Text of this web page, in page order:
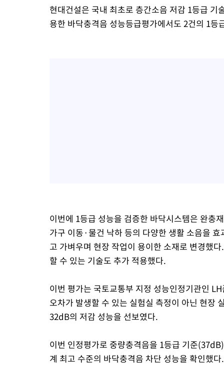
현대건설은 국내 최초로 층간소음 저감 1등급
용한 바닥충격음 성능등급평가에서도 2건의 1
이번에 1등급 성능을 검증한 바닥시스템은 완충
가구 이동·물건 낙하 등의 다양한 생활 소음을
고 가벼우며 현장 작업이 용이한 소재로 변경했
할 수 있는 기술도 추가 적용했다.
이번 평가는 국토교통부 지정 성능인정기관인
오차가 발생할 수 있는 실험실 측정이 아닌 현장
32dB의 저감 성능을 선보였다.
이번 인정평가로 중량충격음을 1등급 기준
계 최고 수준의 바닥충격음 차단 성능을 확인했다.